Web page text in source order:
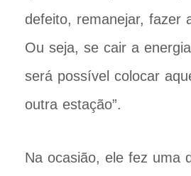
defeito, remanejar, fazer
Ou seja, se cair a
será possível colocar
outra estação”.
Na ocasião, ele fez uma